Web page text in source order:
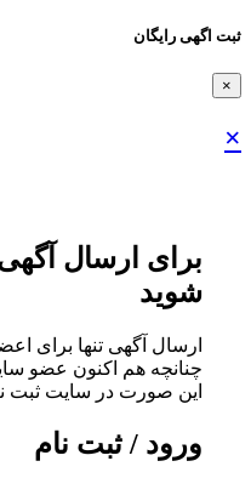
ثبت اگهی رایگان
×
×
برای ارسال
شوید
ارسال آگهی تنها برای
چنانچه هم‌ اکنون عضو
این صورت در سایت ثبت
ورود / ثبت نام